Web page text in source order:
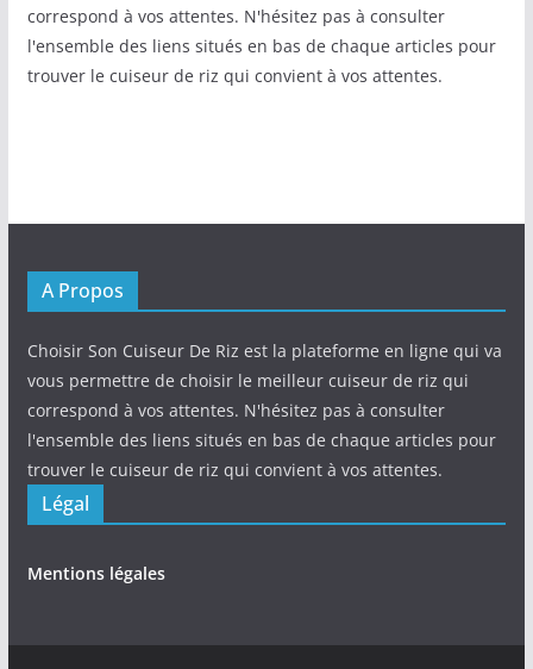
correspond à vos attentes. N'hésitez pas à consulter
l'ensemble des liens situés en bas de chaque articles pour
trouver le cuiseur de riz qui convient à vos attentes.
A Propos
Choisir Son Cuiseur De Riz est la plateforme en ligne qui va
vous permettre de choisir le meilleur cuiseur de riz qui
correspond à vos attentes. N'hésitez pas à consulter
l'ensemble des liens situés en bas de chaque articles pour
trouver le cuiseur de riz qui convient à vos attentes.
Légal
Mentions légales